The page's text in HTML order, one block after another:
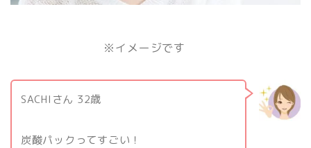
※イメージです
SACHIさん 32歳
炭酸パックってすごい！